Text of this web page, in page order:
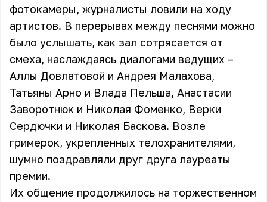
фотокамеры, журналисты ловили на ходу
артистов. В перерывах между песнями можно
было услышать, как зал сотрясается от
смеха, наслаждаясь диалогами ведущих –
Аллы Довлатовой и Андрея Малахова,
Татьяны Арно и Влада Пельша, Анастасии
Заворотнюк и Николая Фоменко, Верки
Сердючки и Николая Баскова. Возле
гримерок, укрепленных телохранителями,
шумно поздравляли друг друга лауреаты
премии.
Их общение продолжилось на торжественном